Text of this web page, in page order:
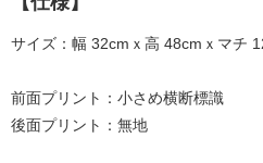
サイズ：幅 32cmｘ高 48cmｘマチ
前面プリント：小さめ横断標識
後面プリント：無地